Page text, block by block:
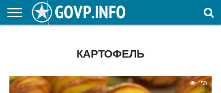
КАРТОФЕЛЬ
158